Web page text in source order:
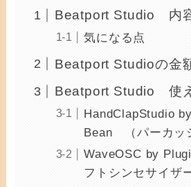
Beatport Studio 内
気になる点
Beatport Studioの金
Beatport Studio 使
HandClapStudio
Bean （パーカッ
WaveOSC by
フトシンセサイザ